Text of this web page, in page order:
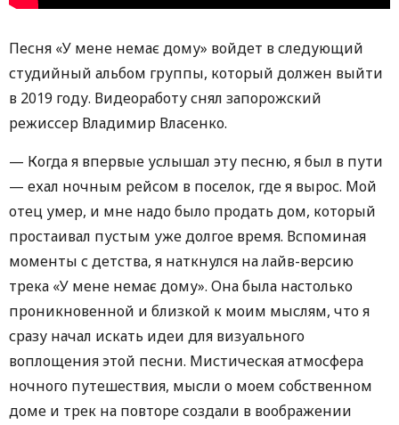
Песня «У мене немає дому» войдет в следующий
студийный альбом группы, который должен выйти
в 2019 году. Видеоработу снял запорожский
режиссер Владимир Власенко.
— Когда я впервые услышал эту песню, я был в пути
— ехал ночным рейсом в поселок, где я вырос. Мой
отец умер, и мне надо было продать дом, который
простаивал пустым уже долгое время. Вспоминая
моменты с детства, я наткнулся на лайв-версию
трека «У мене немає дому». Она была настолько
проникновенной и близкой к моим мыслям, что я
сразу начал искать идеи для визуального
воплощения этой песни. Мистическая атмосфера
ночного путешествия, мысли о моем собственном
доме и трек на повторе создали в воображении